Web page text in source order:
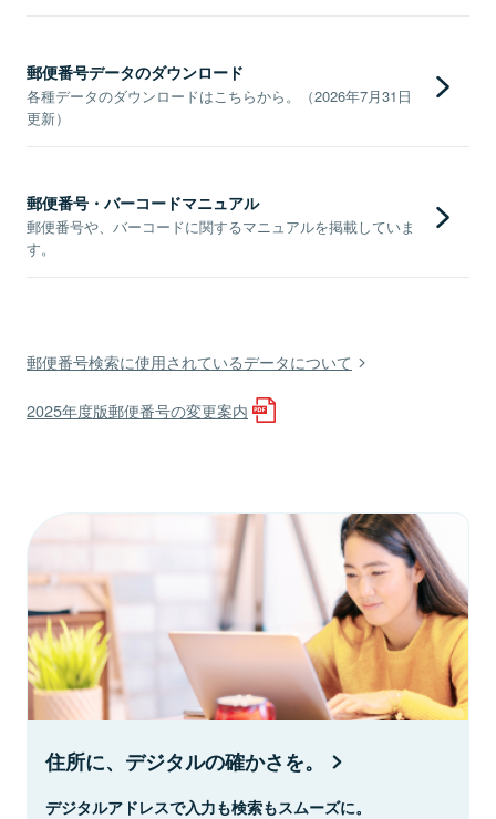
郵便番号データのダウンロード
各種データのダウンロードはこちらから。（2026年7月31日
更新）
郵便番号・バーコードマニュアル
郵便番号や、バーコードに関するマニュアルを掲載していま
す。
郵便番号検索に使用されているデータについて
2025年度版郵便番号の変更案内
住所に、デジタルの確かさを。
デジタルアドレスで入力も検索もスムーズに。